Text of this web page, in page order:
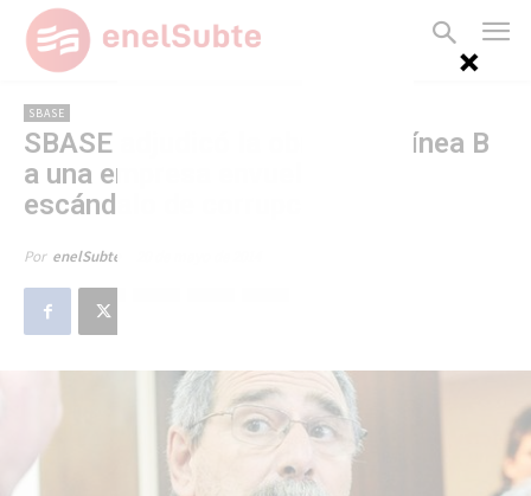
SBASE
SBASE adjudicó la obra de la línea B
a una empresa envuelta en un
escándalo de corrupción
Por enelSubte